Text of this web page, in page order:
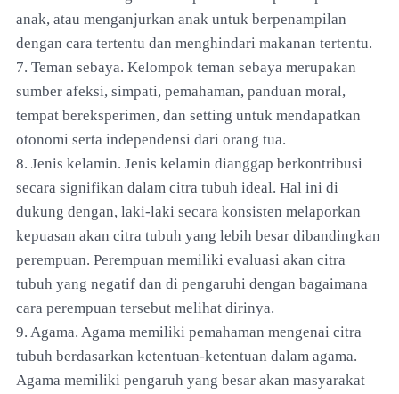
anak, atau menganjurkan anak untuk berpenampilan
dengan cara tertentu dan menghindari makanan tertentu.
7. Teman sebaya. Kelompok teman sebaya merupakan
sumber afeksi, simpati, pemahaman, panduan moral,
tempat bereksperimen, dan setting untuk mendapatkan
otonomi serta independensi dari orang tua.
8. Jenis kelamin. Jenis kelamin dianggap berkontribusi
secara signifikan dalam citra tubuh ideal. Hal ini di
dukung dengan, laki-laki secara konsisten melaporkan
kepuasan akan citra tubuh yang lebih besar dibandingkan
perempuan. Perempuan memiliki evaluasi akan citra
tubuh yang negatif dan di pengaruhi dengan bagaimana
cara perempuan tersebut melihat dirinya.
9. Agama. Agama memiliki pemahaman mengenai citra
tubuh berdasarkan ketentuan-ketentuan dalam agama.
Agama memiliki pengaruh yang besar akan masyarakat